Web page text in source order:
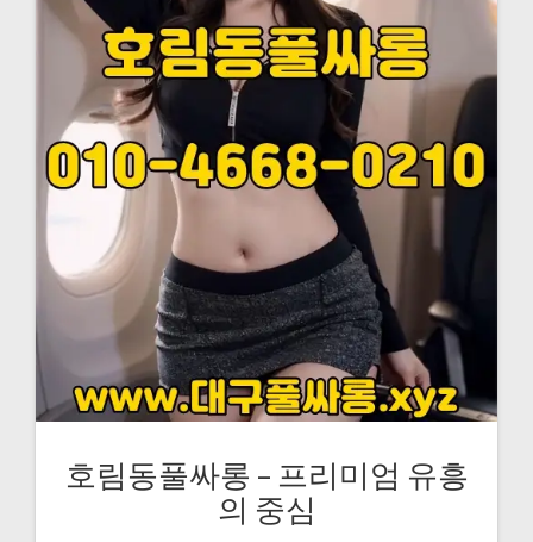
호림동풀싸롱 – 프리미엄 유흥
의 중심